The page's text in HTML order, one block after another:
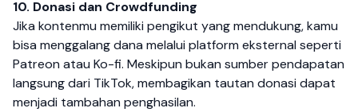
10. Donasi dan Crowdfunding
Jika kontenmu memiliki pengikut yang mendukung, kamu
bisa menggalang dana melalui platform eksternal seperti
Patreon atau Ko-fi. Meskipun bukan sumber pendapatan
langsung dari TikTok, membagikan tautan donasi dapat
menjadi tambahan penghasilan.